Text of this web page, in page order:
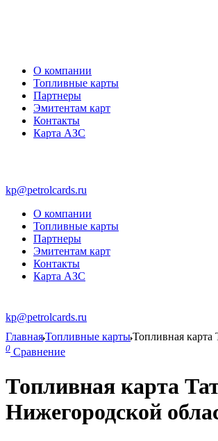
О компании
Топливные карты
Партнеры
Эмитентам карт
Контакты
Карта АЗС
kp@petrolcards.ru
О компании
Топливные карты
Партнеры
Эмитентам карт
Контакты
Карта АЗС
kp@petrolcards.ru
ГлавнаяТопливные картыТопливная карта
0 Сравнение
Топливная карта
Нижегородской